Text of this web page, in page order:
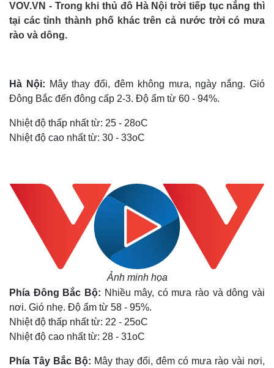
VOV.VN - Trong khi thủ đô Hà Nội trời tiếp tục nắng thì
tại các tỉnh thành phố khác trên cả nước trời có mưa
rào và dông.
Hà Nội: Mây thay đổi, đêm không mưa, ngày nắng. Gió
Đông Bắc đến đông cấp 2-3. Độ ẩm từ 60 - 94%.
Nhiệt độ thấp nhất từ: 25 - 28oC
Nhiệt độ cao nhất từ: 30 - 33oC
Ảnh minh họa
Phía Đông Bắc Bộ: Nhiều mây, có mưa rào và dông vài
nơi. Gió nhẹ. Độ ẩm từ 58 - 95%.
Nhiệt độ thấp nhất từ: 22 - 25oC
Nhiệt độ cao nhất từ: 28 - 31oC
Phía Tây Bắc Bộ: Mây thay đổi, đêm có mưa rào vài nơi,